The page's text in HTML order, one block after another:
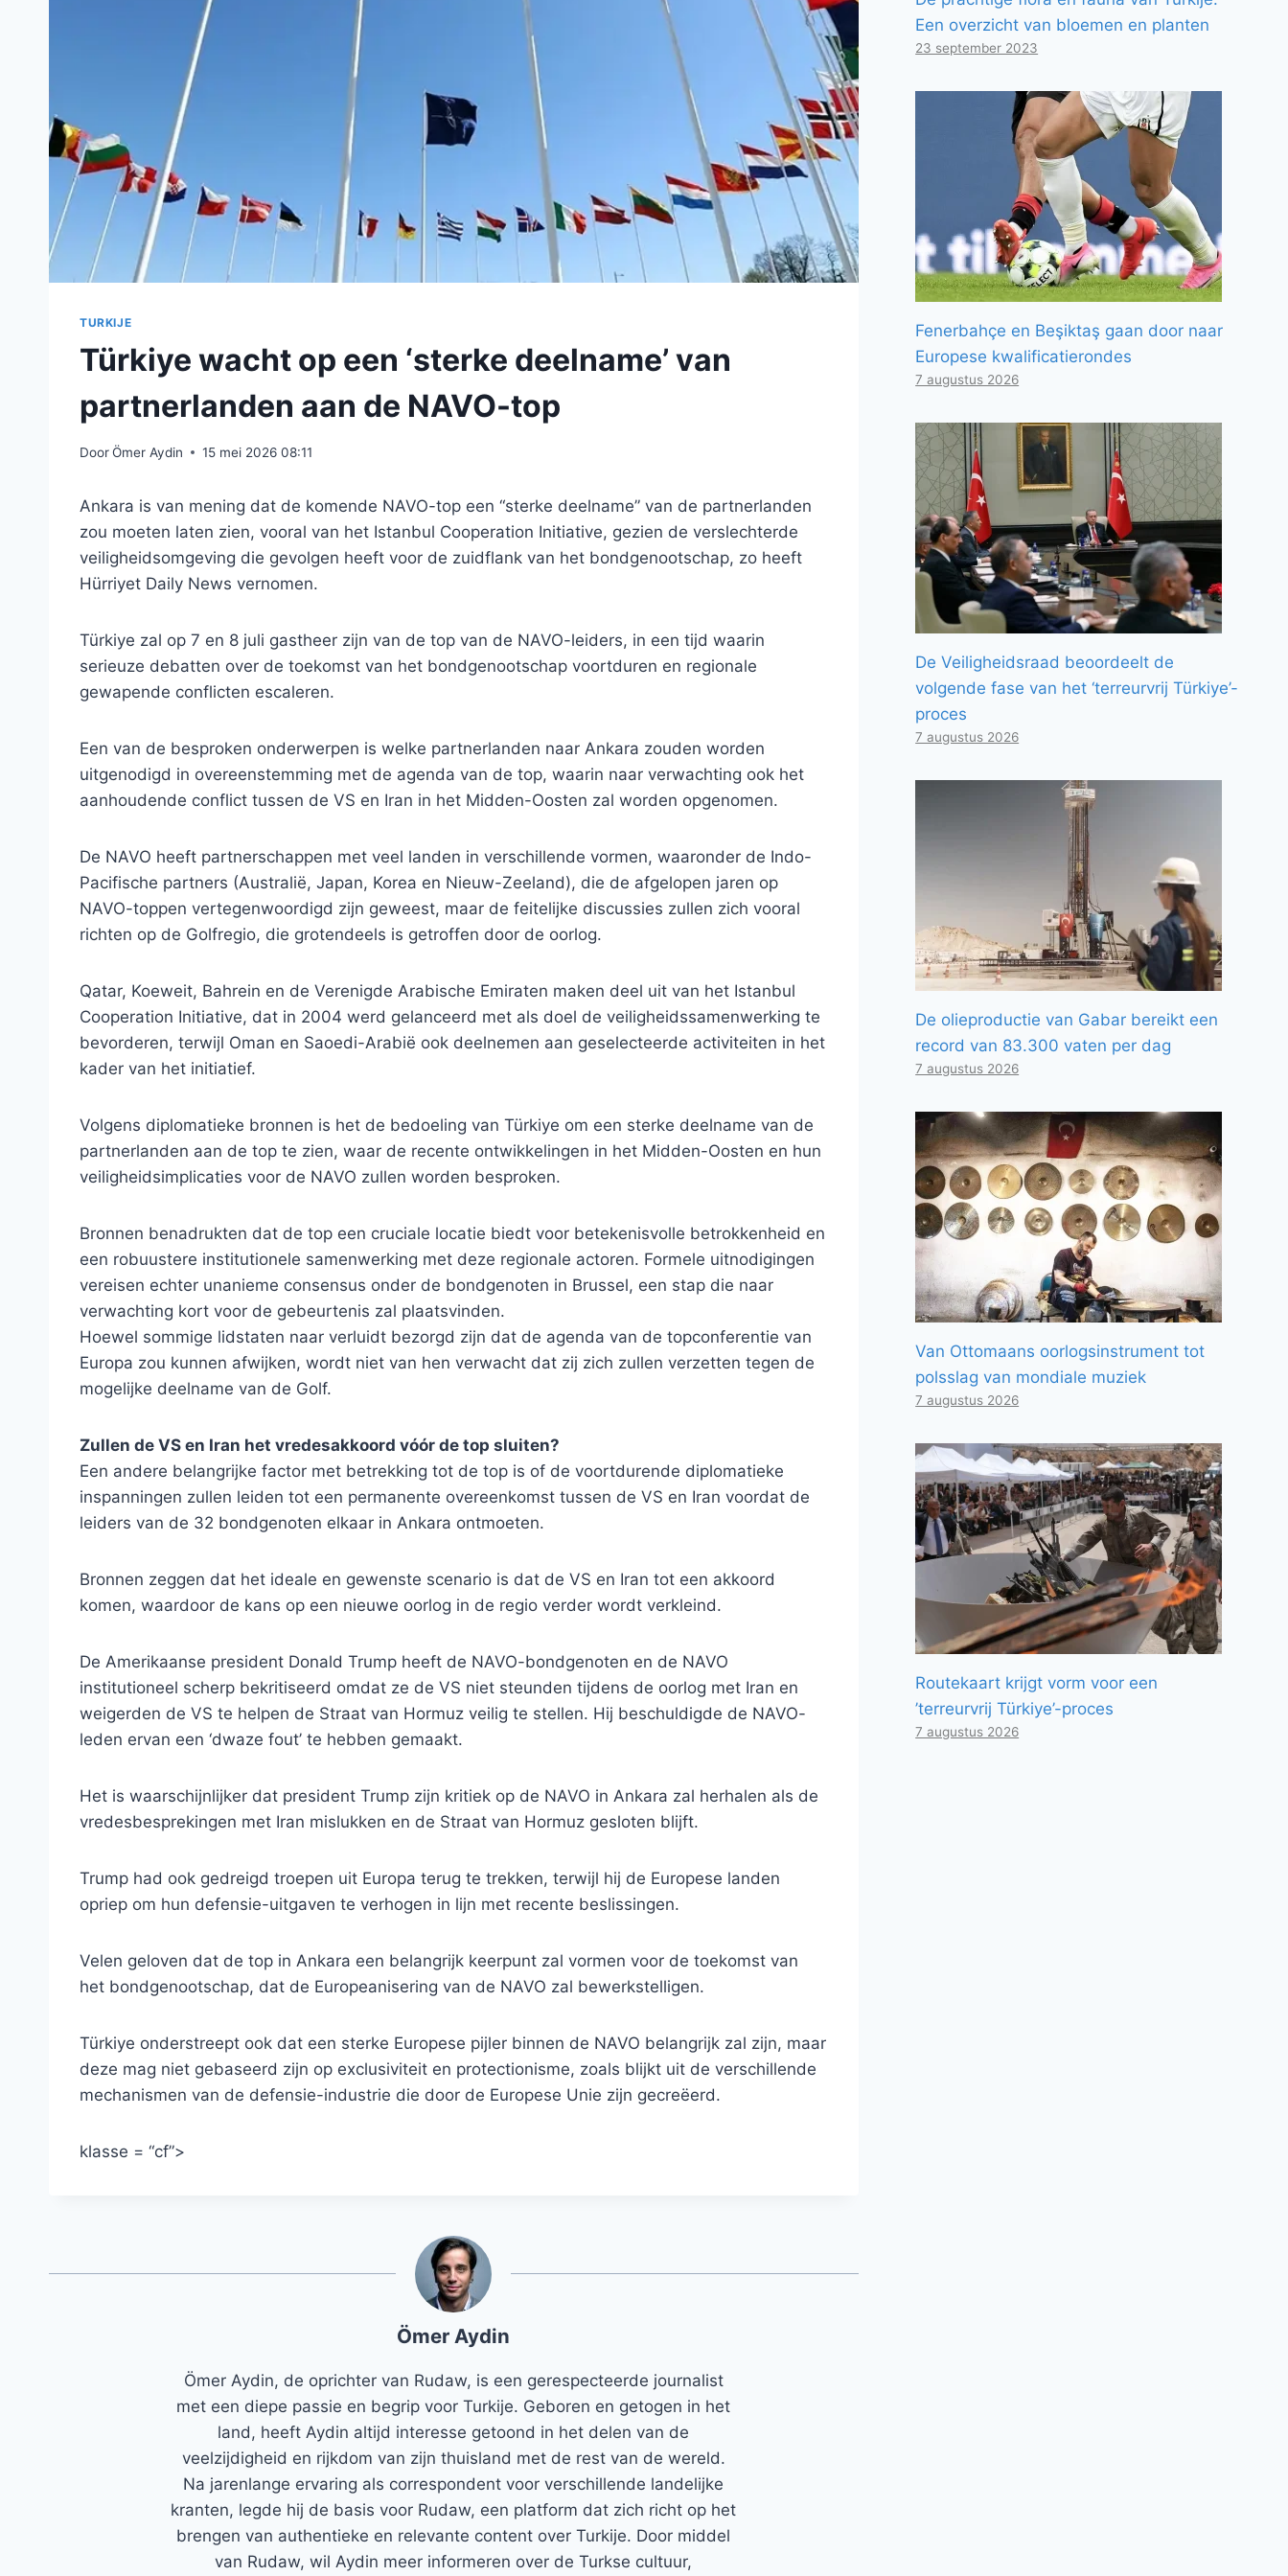
TURKIJE
Türkiye wacht op een ‘sterke deelname’ van
partnerlanden aan de NAVO-top
DoorÖmer Aydin 15 mei 2026 08:11
Ankara is van mening dat de komende NAVO-top een “sterke deelname” van de partnerlanden
zou moeten laten zien, vooral van het Istanbul Cooperation Initiative, gezien de verslechterde
veiligheidsomgeving die gevolgen heeft voor de zuidflank van het bondgenootschap, zo heeft
Hürriyet Daily News vernomen.
Türkiye zal op 7 en 8 juli gastheer zijn van de top van de NAVO-leiders, in een tijd waarin
serieuze debatten over de toekomst van het bondgenootschap voortduren en regionale
gewapende conflicten escaleren.
Een van de besproken onderwerpen is welke partnerlanden naar Ankara zouden worden
uitgenodigd in overeenstemming met de agenda van de top, waarin naar verwachting ook het
aanhoudende conflict tussen de VS en Iran in het Midden-Oosten zal worden opgenomen.
De NAVO heeft partnerschappen met veel landen in verschillende vormen, waaronder de Indo-
Pacifische partners (Australië, Japan, Korea en Nieuw-Zeeland), die de afgelopen jaren op
NAVO-toppen vertegenwoordigd zijn geweest, maar de feitelijke discussies zullen zich vooral
richten op de Golfregio, die grotendeels is getroffen door de oorlog.
Qatar, Koeweit, Bahrein en de Verenigde Arabische Emiraten maken deel uit van het Istanbul
Cooperation Initiative, dat in 2004 werd gelanceerd met als doel de veiligheidssamenwerking te
bevorderen, terwijl Oman en Saoedi-Arabië ook deelnemen aan geselecteerde activiteiten in het
kader van het initiatief.
Volgens diplomatieke bronnen is het de bedoeling van Türkiye om een ​​sterke deelname van de
partnerlanden aan de top te zien, waar de recente ontwikkelingen in het Midden-Oosten en hun
veiligheidsimplicaties voor de NAVO zullen worden besproken.
Bronnen benadrukten dat de top een cruciale locatie biedt voor betekenisvolle betrokkenheid en
een robuustere institutionele samenwerking met deze regionale actoren. Formele uitnodigingen
vereisen echter unanieme consensus onder de bondgenoten in Brussel, een stap die naar
verwachting kort voor de gebeurtenis zal plaatsvinden.
Hoewel sommige lidstaten naar verluidt bezorgd zijn dat de agenda van de topconferentie van
Europa zou kunnen afwijken, wordt niet van hen verwacht dat zij zich zullen verzetten tegen de
mogelijke deelname van de Golf.
Zullen de VS en Iran het vredesakkoord vóór de top sluiten?
Een andere belangrijke factor met betrekking tot de top is of de voortdurende diplomatieke
inspanningen zullen leiden tot een permanente overeenkomst tussen de VS en Iran voordat de
leiders van de 32 bondgenoten elkaar in Ankara ontmoeten.
Bronnen zeggen dat het ideale en gewenste scenario is dat de VS en Iran tot een akkoord
komen, waardoor de kans op een nieuwe oorlog in de regio verder wordt verkleind.
De Amerikaanse president Donald Trump heeft de NAVO-bondgenoten en de NAVO
institutioneel scherp bekritiseerd omdat ze de VS niet steunden tijdens de oorlog met Iran en
weigerden de VS te helpen de Straat van Hormuz veilig te stellen. Hij beschuldigde de NAVO-
leden ervan een ‘dwaze fout’ te hebben gemaakt.
Het is waarschijnlijker dat president Trump zijn kritiek op de NAVO in Ankara zal herhalen als de
vredesbesprekingen met Iran mislukken en de Straat van Hormuz gesloten blijft.
Trump had ook gedreigd troepen uit Europa terug te trekken, terwijl hij de Europese landen
opriep om hun defensie-uitgaven te verhogen in lijn met recente beslissingen.
Velen geloven dat de top in Ankara een belangrijk keerpunt zal vormen voor de toekomst van
het bondgenootschap, dat de Europeanisering van de NAVO zal bewerkstelligen.
Türkiye onderstreept ook dat een sterke Europese pijler binnen de NAVO belangrijk zal zijn, maar
deze mag niet gebaseerd zijn op exclusiviteit en protectionisme, zoals blijkt uit de verschillende
mechanismen van de defensie-industrie die door de Europese Unie zijn gecreëerd.
klasse = “cf”>
Ömer Aydin
Ömer Aydin, de oprichter van Rudaw, is een gerespecteerde journalist
met een diepe passie en begrip voor Turkije. Geboren en getogen in het
land, heeft Aydin altijd interesse getoond in het delen van de
veelzijdigheid en rijkdom van zijn thuisland met de rest van de wereld.
Na jarenlange ervaring als correspondent voor verschillende landelijke
kranten, legde hij de basis voor Rudaw, een platform dat zich richt op het
brengen van authentieke en relevante content over Turkije. Door middel
van Rudaw, wil Aydin meer informeren over de Turkse cultuur,
Een overzicht van bloemen en planten
23 september 2023
Fenerbahçe en Beşiktaş gaan door naar
Europese kwalificatierondes
7 augustus 2026
De Veiligheidsraad beoordeelt de
volgende fase van het ‘terreurvrij Türkiye’-
proces
7 augustus 2026
De olieproductie van Gabar bereikt een
record van 83.300 vaten per dag
7 augustus 2026
Van Ottomaans oorlogsinstrument tot
polsslag van mondiale muziek
7 augustus 2026
Routekaart krijgt vorm voor een
’terreurvrij Türkiye’-proces
7 augustus 2026